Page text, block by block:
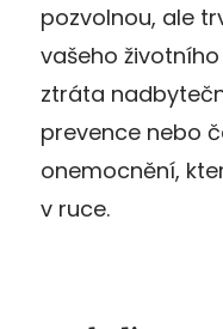
pozvolnou, ale
vašeho
ztráta
prevence nebo
onemocnění,
v ruce.